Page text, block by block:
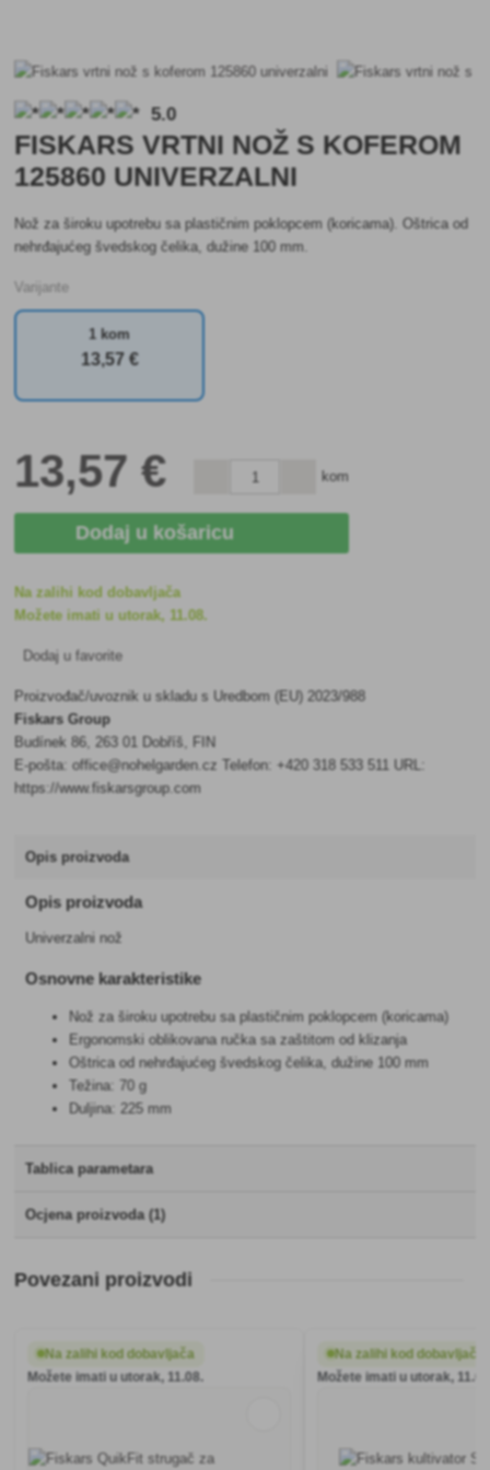
5.0
FISKARS VRTNI NOŽ S KOFEROM
125860 UNIVERZALNI
Nož za široku upotrebu sa plastičnim poklopcem (koricama). Oštrica od
nehrđajućeg švedskog čelika, dužine 100 mm.
Varijante
1 kom
13,57 €
13,57 € kom
Dodaj u košaricu
Na zalihi kod dobavljača
Možete imati u utorak, 11.08.
Dodaj u favorite
Proizvođač/uvoznik u skladu s Uredbom (EU) 2023/988
Fiskars Group
Budínek 86, 263 01 Dobříš, FIN
E-pošta: office@nohelgarden.cz Telefon: +420 318 533 511 URL:
https://www.fiskarsgroup.com
Opis proizvoda
Opis proizvoda
Univerzalni nož
Osnovne karakteristike
Nož za široku upotrebu sa plastičnim poklopcem (koricama)
Ergonomski oblikovana ručka sa zaštitom od klizanja
Oštrica od nehrđajućeg švedskog čelika, dužine 100 mm
Težina: 70 g
Duljina: 225 mm
Tablica parametara
Ocjena proizvoda (1)
Povezani proizvodi
Na zalihi kod dobavljača
Možete imati u utorak, 11.08.
Na zalihi kod dobavljača
Možete imati u utorak,